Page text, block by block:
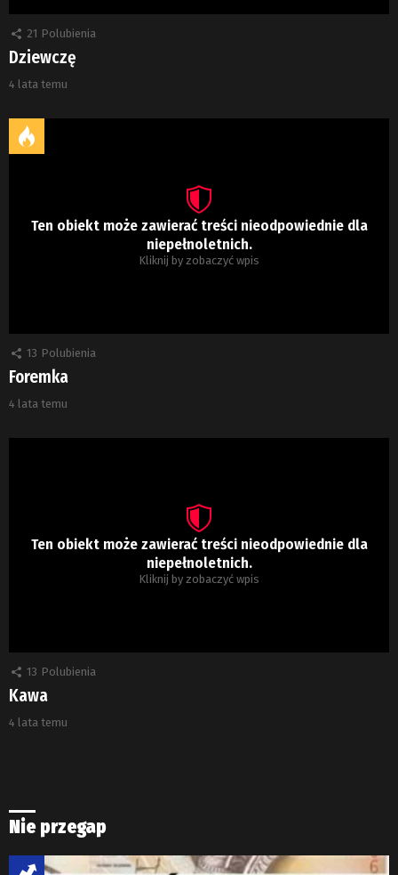
21 Polubienia
Dziewczę
4 lata temu
Ten obiekt może zawierać treści nieodpowiednie dla
niepełnoletnich.
Kliknij by zobaczyć wpis
13 Polubienia
Foremka
4 lata temu
Ten obiekt może zawierać treści nieodpowiednie dla
niepełnoletnich.
Kliknij by zobaczyć wpis
13 Polubienia
Kawa
4 lata temu
Nie przegap